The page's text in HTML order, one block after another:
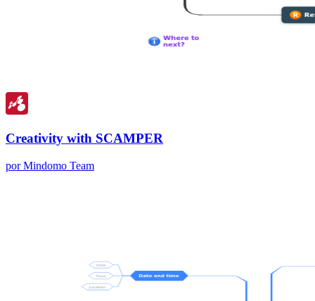
Creativity with SCAMPER
por Mindomo Team